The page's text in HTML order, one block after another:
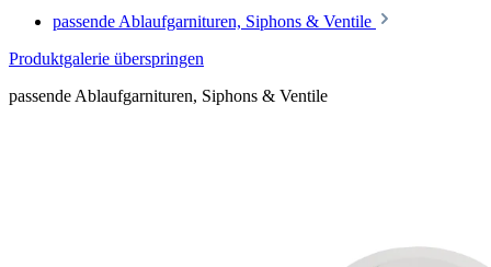
passende Ablaufgarnituren, Siphons & Ventile
Produktgalerie überspringen
passende Ablaufgarnituren, Siphons & Ventile